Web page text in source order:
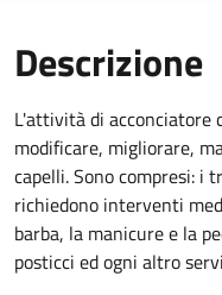
Descrizione
L'attività di
modificare, migliorare,
capelli. Sono compresi: i
richiedono interventi
barba, la manicure e la
posticci ed ogni altro